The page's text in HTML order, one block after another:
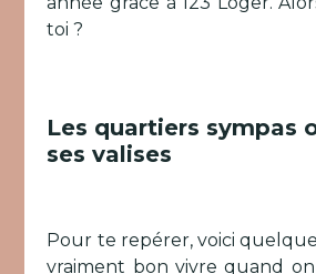
toi ?
Les quartiers sympas
ses valises
Pour te repérer, voici
vraiment bon vivre quand